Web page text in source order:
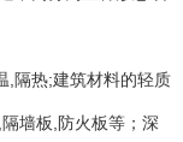
,隔热;建筑材料的轻质
墙板,防火板等；深